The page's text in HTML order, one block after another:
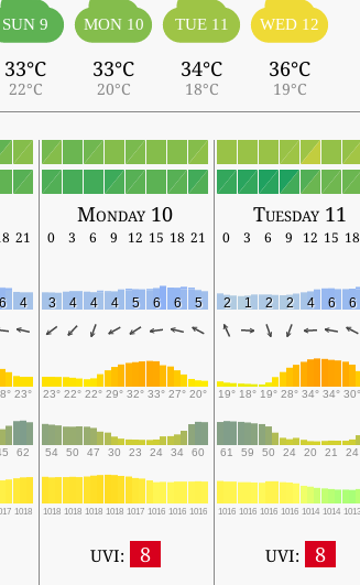
SUN 9
33°C
22°C
MON 10
33°C
20°C
TUE 11
34°C
18°C
WED 12
36°C
19°C
Monday 10 Tuesday 11
21 0 3 6 9 12 15 18 21 0 3 6 9 12 15 18
6 4 3 4 4 4 5 6 6 5 2 1 2 2 4 6 6
23° 23° 22° 22° 29° 32° 33° 27° 20° 19° 18° 19° 28° 34° 34° 30°
62 54 50 47 30 23 24 34 60 61 59 50 24 20 21 24
1018 1018 1018 1018 1018 1017 1016 1016 1016 1016 1016 1016 1016 1014 1014
UVI: 8 UVI: 8